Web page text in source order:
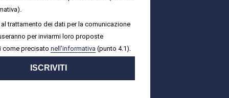
trattamento dei dati per la comunicazione
per inviarmi loro proposte
come precisato nell'informativa (punto 4.1).
ISCRIVITI